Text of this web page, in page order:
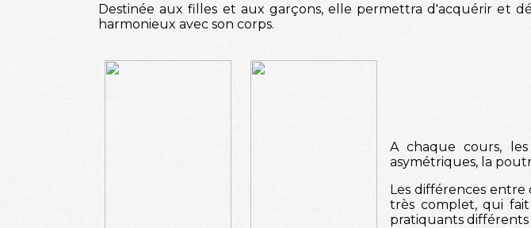
Destinée aux filles et aux garçons, elle permettra d'acquérir et
harmonieux avec son corps.
A chaque cours,
asymétriques, la
Les différences
très complet, qui
pratiquants